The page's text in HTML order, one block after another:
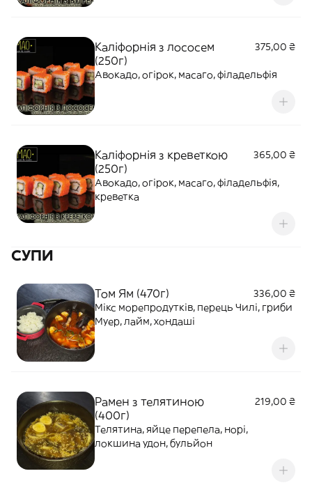
Каліфорнія з лососем
(250г)
375,00 ₴
Авокадо, огірок, масаго, філадельфія
Каліфорнія з креветкою
(250г)
365,00 ₴
Авокадо, огірок, масаго, філадельфія,
креветка
СУПИ
Том Ям (470г)
336,00 ₴
Мікс морепродутків, перець Чилі, гриби
Муер, лайм, хондаші
Рамен з телятиною
(400г)
219,00 ₴
Телятина, яйце перепела, норі,
локшина удон, бульйон